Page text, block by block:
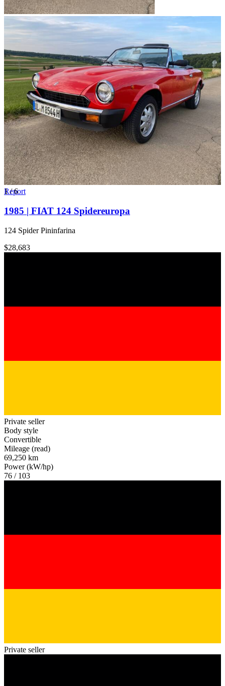
1/6
Report
1985 | FIAT 124 Spidereuropa
124 Spider Pininfarina
$28,683
Private seller
Body style
Convertible
Mileage (read)
69,250 km
Power (kW/hp)
76 / 103
Private seller